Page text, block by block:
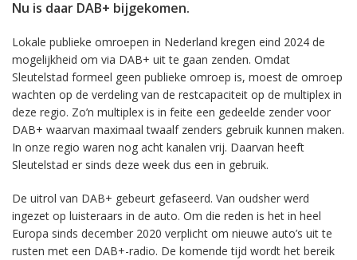
Nu is daar DAB+ bijgekomen.
Lokale publieke omroepen in Nederland kregen eind 2024 de
mogelijkheid om via DAB+ uit te gaan zenden. Omdat
Sleutelstad formeel geen publieke omroep is, moest de omroep
wachten op de verdeling van de restcapaciteit op de multiplex in
deze regio. Zo’n multiplex is in feite een gedeelde zender voor
DAB+ waarvan maximaal twaalf zenders gebruik kunnen maken.
In onze regio waren nog acht kanalen vrij. Daarvan heeft
Sleutelstad er sinds deze week dus een in gebruik.
De uitrol van DAB+ gebeurt gefaseerd. Van oudsher werd
ingezet op luisteraars in de auto. Om die reden is het in heel
Europa sinds december 2020 verplicht om nieuwe auto’s uit te
rusten met een DAB+-radio. De komende tijd wordt het bereik